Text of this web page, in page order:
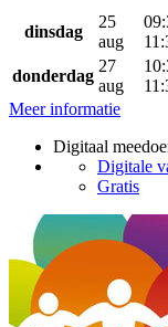
dinsdag
25
aug
donderdag
27
aug
Meer informatie
Digitaal
Digitale
Gratis